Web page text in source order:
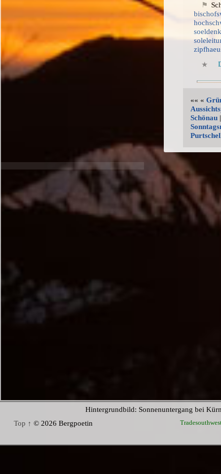
«« «
Schönau|
Hintergrundbild: Sonnenuntergang bei
Top ↑ © 2026 Bergpoetin